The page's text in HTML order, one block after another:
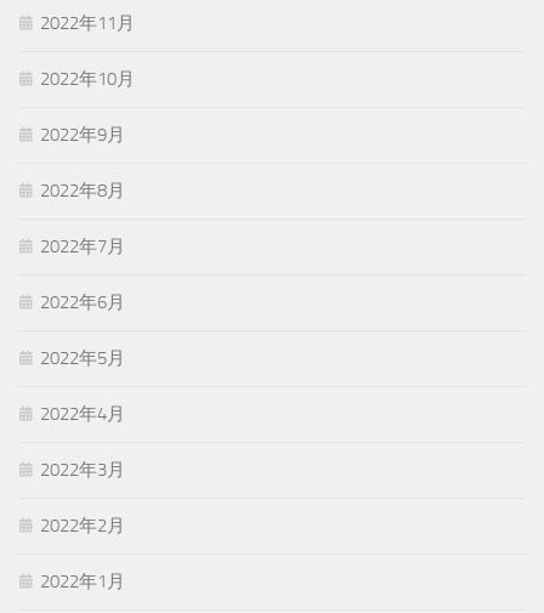
2022年11月
2022年10月
2022年9月
2022年8月
2022年7月
2022年6月
2022年5月
2022年4月
2022年3月
2022年2月
2022年1月